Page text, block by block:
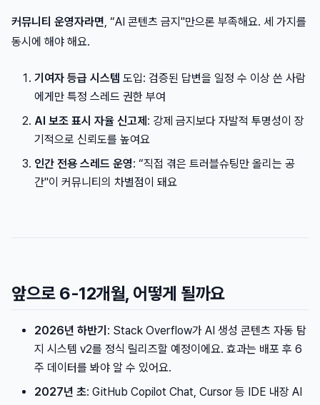
커뮤니티 운영자라면 , “AI 콘텐츠 금지"만으론 부족해요. 세 가지를
동시에 해야 해요.
기여자 등급 시스템 도입: 검증된 답변을 일정 수 이상 쓴 사람
에게만 특정 스레드 권한 부여
AI 보조 표시 자율 신고제 : 강제 금지보다 자발적 투명성이 장
기적으로 신뢰도를 높여요
인간 전용 스레드 운영: “직접 겪은 트러블슈팅만 올리는 공
간"이 커뮤니티의 차별점이 돼요
앞으로 6-12개월, 어떻게 될까요
2026년 하반기 : Stack Overflow가 AI 생성 콘텐츠 자동 탐
지 시스템 v2를 정식 릴리즈할 예정이에요. 효과는 배포 후 6
주 데이터를 봐야 알 수 있어요.
2027년 초: GitHub Copilot Chat, Cursor 등 IDE 내장 AI